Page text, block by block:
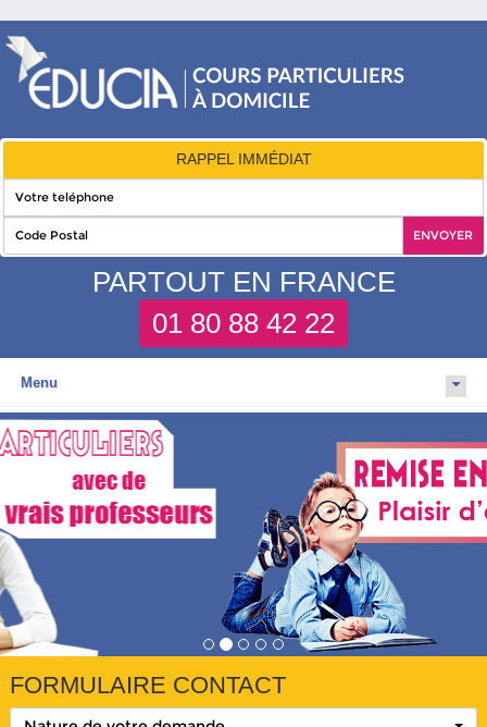
RAPPEL IMMÉDIAT
PARTOUT EN FRANCE
01 80 88 42 22
Menu
FORMULAIRE CONTACT